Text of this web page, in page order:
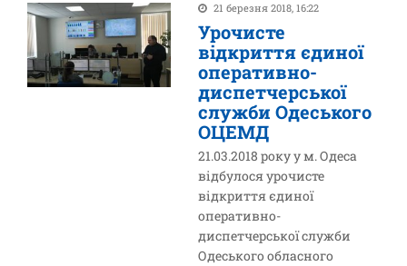
21 березня 2018, 16:22
Урочисте
відкриття єдиної
оперативно-
диспетчерської
служби Одеського
ОЦЕМД
21.03.2018 року у м. Одеса
відбулося урочисте
відкриття єдиної
оперативно-
диспетчерської служби
Одеського обласного